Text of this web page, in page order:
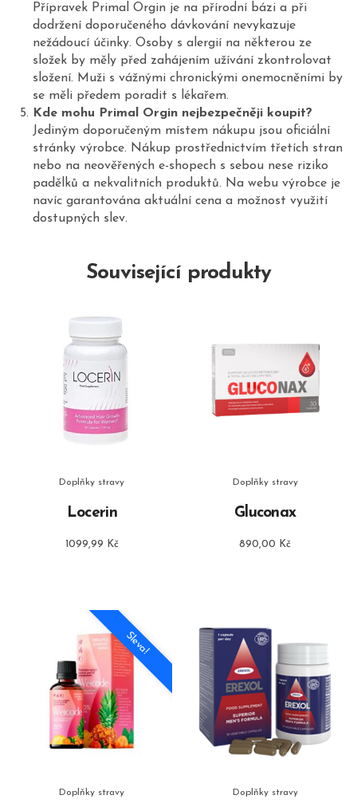
Přípravek Primal Orgin je na přírodní bázi a při
dodržení doporučeného dávkování nevykazuje
nežádoucí účinky. Osoby s alergií na některou ze
složek by měly před zahájením užívání zkontrolovat
složení. Muži s vážnými chronickými onemocněními by
se měli předem poradit s lékařem.
Kde mohu Primal Orgin nejbezpečněji koupit?
Jediným doporučeným místem nákupu jsou oficiální
stránky výrobce. Nákup prostřednictvím třetích stran
nebo na neověřených e-shopech s sebou nese riziko
padělků a nekvalitních produktů. Na webu výrobce je
navíc garantována aktuální cena a možnost využití
dostupných slev.
Související produkty
Doplňky stravy
Locerin
1099,99 Kč
Doplňky stravy
Gluconax
890,00 Kč
Sleva!
Doplňky stravy Doplňky stravy